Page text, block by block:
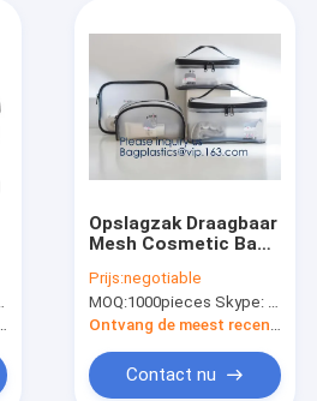
Opslagzak Draagbaar
Mesh Cosmetic Bag
Unisex- van de de
Zakreis van de
Reiswas
Opslagzak 2 PCs,
bagease pac
Prijs:negotiable
MOQ:1000pieces Skype: mydearneil
Contact nu